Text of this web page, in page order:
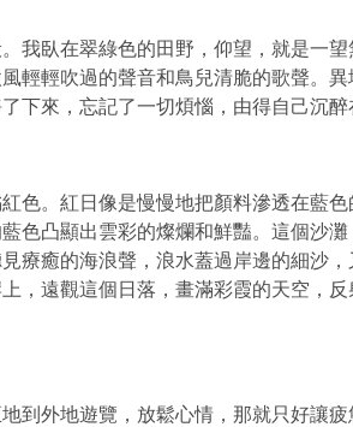
我臥在翠綠色的田野，仰望，就是一
輕輕吹過的聲音和鳥兒清脆的歌聲。
下來，忘記了一切煩惱，由得自己沉醉
色。紅日像是慢慢地把顏料滲透在藍
色凸顯出雲彩的燦爛和鮮豔。這個沙
療癒的海浪聲，浪水蓋過岸邊的細沙
，遠觀這個日落，畫滿彩霞的天空，
到外地遊覽，放鬆心情，那就只好讓